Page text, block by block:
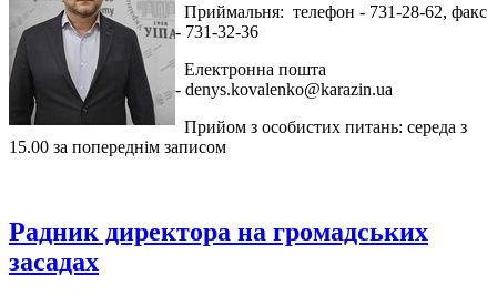
Приймальня: телефон - 731-28-62, факс
- 731-32-36
Електронна пошта
- denys.kovalenko@karazin.ua
Прийом з особистих питань: середа з
15.00 за попереднім записом
Радник директора на громадських
засадах